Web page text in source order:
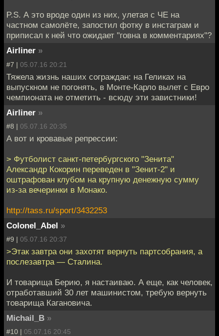
P.S. А это вроде один из них, улетая с ЧЕ на
частном самолёте, запостил фотку в инстаграм и
приписал к ней что ожидает "говна в комментариях"?
Airliner »
#7 | 05.07.16 20:21
Тяжела жизнь наших сограждан: на Геликах на
выпускном не погонять, в Монте-Карло вылет с Евро
чемпионата не отметить - всюду эти завистники!
Airliner »
#8 | 05.07.16 20:35
А вот и кровавые репрессии:
> Футболист санкт-петербургского "Зенита"
Александр Кокорин переведен в "Зенит-2" и
оштрафован клубом на крупную денежную сумму
из-за вечеринки в Монако.
http://tass.ru/sport/3432253
Colonel_Abel »
#9 | 05.07.16 20:37
>Этак завтра они захотят вернуть партсобрания, а
послезавтра — Сталина.
И товарища Берию, я настаиваю. А еще, как человек,
отработавший 30 лет машинистом, требую вернуть
товарища Кагановича.
Michail_B »
#10 | 05.07.16 20:45